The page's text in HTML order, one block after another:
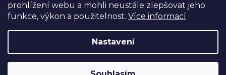
prohlížení webu a mohli neustále zlepšovat jeho
funkce, výkon a použitelnost. Více informací
Nastavení
Copyright 2026Truhlářství Miroslav Šteker. Všechna
práva vyhrazena.